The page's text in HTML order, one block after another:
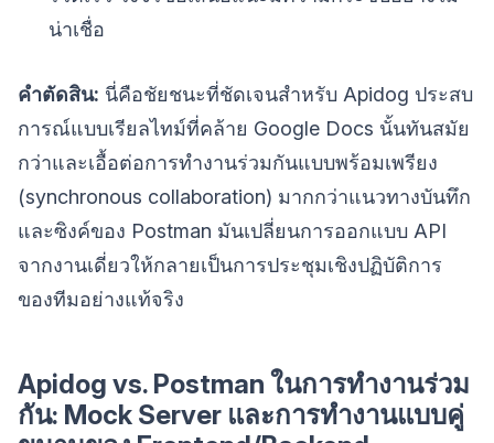
น่าเชื่อ
คำตัดสิน: นี่คือชัยชนะที่ชัดเจนสำหรับ Apidog ประสบ
การณ์แบบเรียลไทม์ที่คล้าย Google Docs นั้นทันสมัย
กว่าและเอื้อต่อการทำงานร่วมกันแบบพร้อมเพรียง
(synchronous collaboration) มากกว่าแนวทางบันทึก
และซิงค์ของ Postman มันเปลี่ยนการออกแบบ API
จากงานเดี่ยวให้กลายเป็นการประชุมเชิงปฏิบัติการ
ของทีมอย่างแท้จริง
Apidog vs. Postman ในการทำงานร่วม
กัน: Mock Server และการทำงานแบบคู่